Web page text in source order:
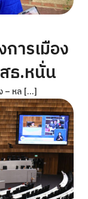
ารเมือง
ธ.หนั่น
– หล […]